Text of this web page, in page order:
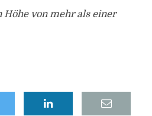
von mehr als einer